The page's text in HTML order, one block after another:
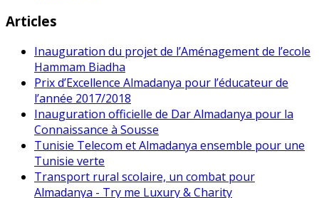
Articles
Inauguration du projet de l’Aménagement de l’ecole
Hammam Biadha
Prix d’Excellence Almadanya pour l’éducateur de
l’année 2017/2018
Inauguration officielle de Dar Almadanya pour la
Connaissance à Sousse
Tunisie Telecom et Almadanya ensemble pour une
Tunisie verte
Transport rural scolaire, un combat pour
Almadanya - Try me Luxury & Charity